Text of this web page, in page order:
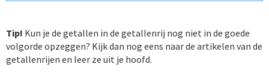
Tip! Kun je de getallen in de getallenrij nog niet in de goede
volgorde opzeggen? Kijk dan nog eens naar de artikelen van de
getallenrijen en leer ze uit je hoofd.